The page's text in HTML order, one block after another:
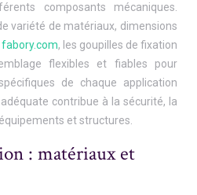
composants mécaniques.
variété de matériaux, dimensions
fabory.com, les goupilles de fixation
flexibles et fiables pour
de chaque application
contribue à la sécurité, la
et structures.
: matériaux et